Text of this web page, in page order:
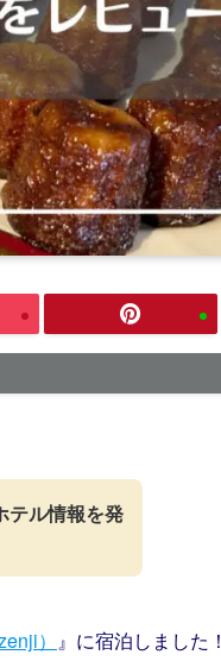
テル情報を発
） 』に宿泊しました！